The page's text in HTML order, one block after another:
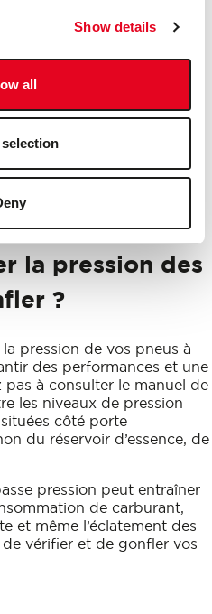
Show details
all
sont pas
beaucoup plus longtemps
des conditions parfaites, à
lumière directe du soleil,
votre voiture est
un certain temps.
la pression des
?
pression de vos pneus à
des performances et une
pas à consulter le manuel de
les niveaux de pression
côté porte
du réservoir d’essence, de
pression peut entraîner
de carburant,
et même l’éclatement des
vérifier et de gonfler vos